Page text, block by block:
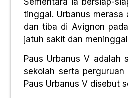
tinggal. Urbanus
dan tiba di Avignon
jatuh sakit dan
Paus Urbanus V adalah
sekolah serta
Paus Urbanus V disebut